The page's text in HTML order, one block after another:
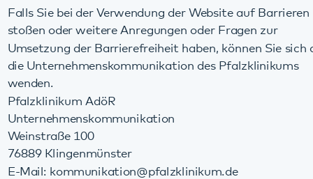
www.pfalzklinikum.de/kontakt
Durchsetzungsverfahren
Gemäß § 3 Abs. 1 BITV RP ist für das
Durchsetzungsverfahren der oder die Landesbeauftragte
für die Belange behinderter Menschen des Landes
Landesbeauftragter für die Belange behinderter Menschen
in Rheinland-Pfalz
Ministerium für Soziales, Arbeit, Gesundheit und